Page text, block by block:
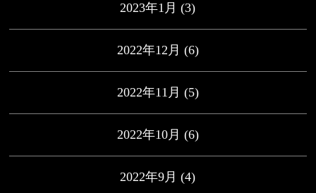
2023年1月 (3)
2022年12月 (6)
2022年11月 (5)
2022年10月 (6)
2022年9月 (4)